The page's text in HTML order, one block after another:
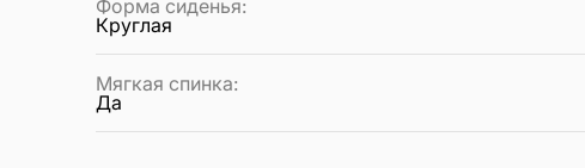
Форма сиденья:
Круглая
Мягкая спинка:
Да